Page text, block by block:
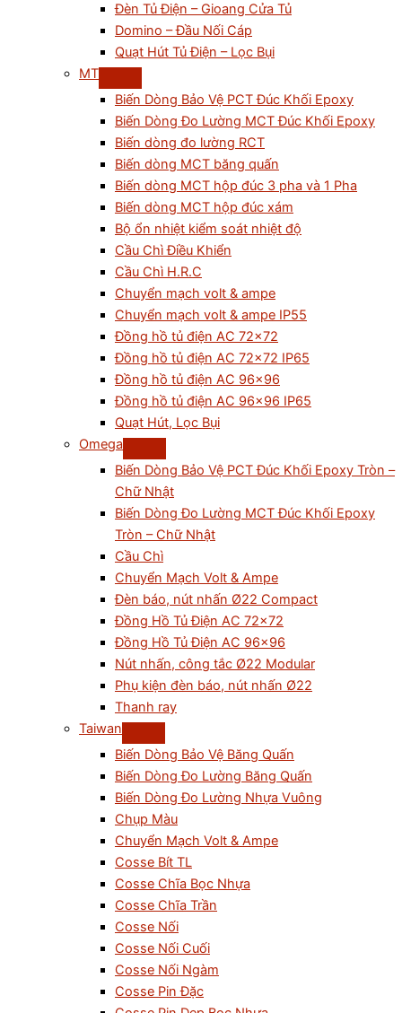
Đèn Tủ Điện – Gioang Cửa Tủ
Domino – Đầu Nối Cáp
Quạt Hút Tủ Điện – Lọc Bụi
MT
Biến Dòng Bảo Vệ PCT Đúc Khối Epoxy
Biến Dòng Đo Lường MCT Đúc Khối Epoxy
Biến dòng đo lường RCT
Biến dòng MCT băng quấn
Biến dòng MCT hộp đúc 3 pha và 1 Pha
Biến dòng MCT hộp đúc xám
Bộ ổn nhiệt kiểm soát nhiệt độ
Cầu Chì Điều Khiển
Cầu Chì H.R.C
Chuyển mạch volt & ampe
Chuyển mạch volt & ampe IP55
Đồng hồ tủ điện AC 72×72
Đồng hồ tủ điện AC 72×72 IP65
Đồng hồ tủ điện AC 96×96
Đồng hồ tủ điện AC 96×96 IP65
Quạt Hút, Lọc Bụi
Omega
Biến Dòng Bảo Vệ PCT Đúc Khối Epoxy Tròn –
Chữ Nhật
Biến Dòng Đo Lường MCT Đúc Khối Epoxy
Tròn – Chữ Nhật
Cầu Chì
Chuyển Mạch Volt & Ampe
Đèn báo, nút nhấn Ø22 Compact
Đồng Hồ Tủ Điện AC 72×72
Đồng Hồ Tủ Điện AC 96×96
Nút nhấn, công tắc Ø22 Modular
Phụ kiện đèn báo, nút nhấn Ø22
Thanh ray
Taiwan
Biến Dòng Bảo Vệ Băng Quấn
Biến Dòng Đo Lường Băng Quấn
Biến Dòng Đo Lường Nhựa Vuông
Chụp Màu
Chuyển Mạch Volt & Ampe
Cosse Bít TL
Cosse Chĩa Bọc Nhựa
Cosse Chĩa Trần
Cosse Nối
Cosse Nối Cuối
Cosse Nối Ngàm
Cosse Pin Đặc